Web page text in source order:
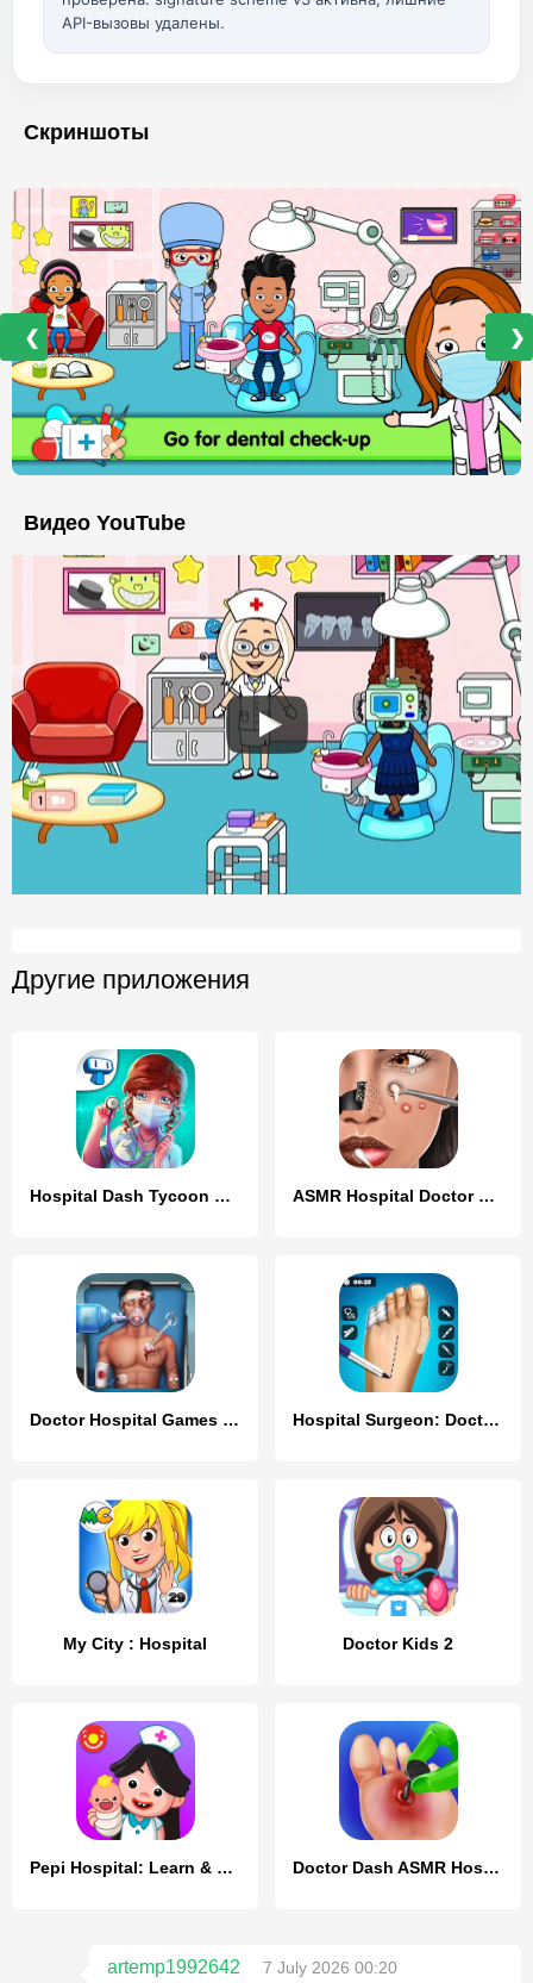
API-вызовы удалены.
Скриншоты
❮ ❯
Видео YouTube
Другие приложения
Hospital Dash Tycoon Simulator ASMR Hospital Doctor Games
Doctor Hospital Games Offline Hospital Surgeon: Doctor Game
My City : Hospital Doctor Kids 2
Pepi Hospital: Learn & Care Doctor Dash ASMR Hospital
artemp1992642 7 July 2026 00:20